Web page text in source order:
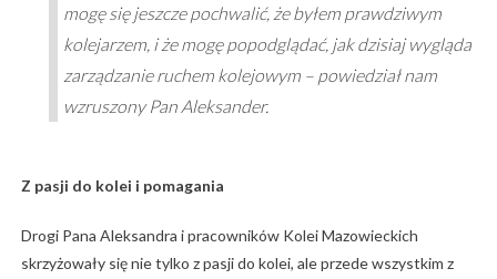
mogę się jeszcze pochwalić, że byłem prawdziwym
kolejarzem, i że mogę popodglądać, jak dzisiaj wygląda
zarządzanie ruchem kolejowym – powiedział nam
wzruszony Pan Aleksander.
Z pasji do kolei i pomagania
Drogi Pana Aleksandra i pracowników Kolei Mazowieckich
skrzyżowały się nie tylko z pasji do kolei, ale przede wszystkim z